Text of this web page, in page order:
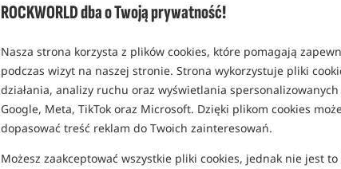
ROCKWORLD dba o Twoją prywatność!
Nasza strona korzysta z plików cookies, które pomagają
podczas wizyt na naszej stronie. Strona wykorzystuje pliki
działania, analizy ruchu oraz wyświetlania
Google, Meta, TikTok oraz Microsoft. Dzięki plikom cookies
dopasować treść reklam do Twoich zainteresowań.
Możesz zaakceptować wszystkie pliki cookies, jednak nie jest